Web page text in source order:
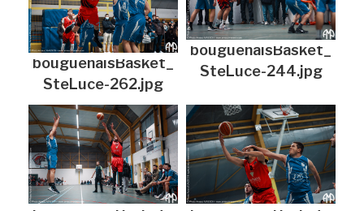
bouguenaisBasket_
SteLuce-262.jpg
bouguenaisBasket_
SteLuce-244.jpg